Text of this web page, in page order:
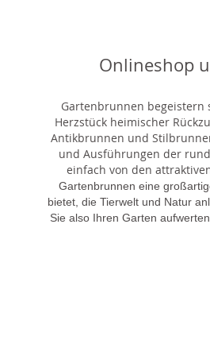
Onlineshop
Gartenbrunnen begeistern
Herzstück heimischer
Antikbrunnen und
und Ausführungen der
einfach von den
Gartenbrunnen eine
bietet, die Tierwelt und Natur
Sie also Ihren Garten